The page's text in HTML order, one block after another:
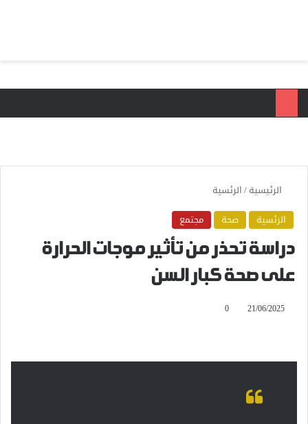
الرئيسية/الرئسية
الرئسية
صحة مجتمع
دراسة تحذر من تأثير موجات الحرارة
على صحة كبار السن
21/06/2025
0